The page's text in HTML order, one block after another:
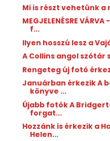
Mi is részt vehetünk
MEGJELENÉSRE
f...
Ilyen hosszú lesz a
A Collins angol szótár
Rengeteg új fotó
Januárban érkezik A
könyve ...
Újabb fotók A
forgat...
Hozzánk is érkezik a
Helen...